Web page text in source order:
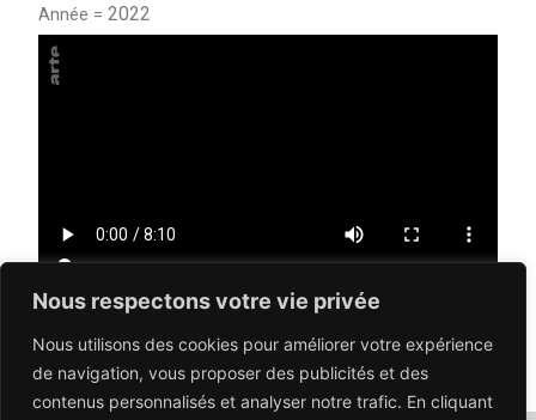
Nous respectons votre vie privée
Nous utilisons des cookies pour améliorer votre expérience
de navigation, vous proposer des publicités et des
contenus personnalisés et analyser notre trafic. En cliquant
Année =2022
PRÉCÉDENT SUIVANT